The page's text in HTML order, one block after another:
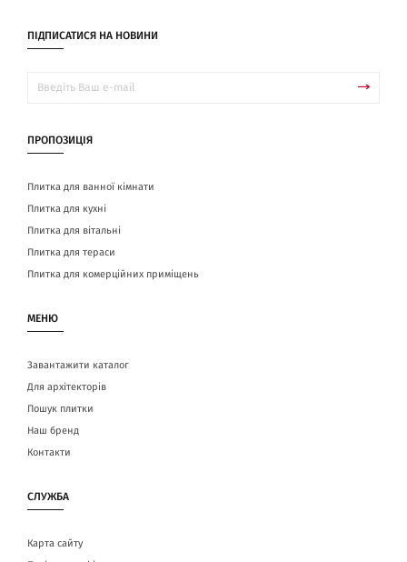
ПІДПИСАТИСЯ НА НОВИНИ
ПРОПОЗИЦІЯ
Плитка для ванної кімнати
Плитка для кухні
Плитка для вітальні
Плитка для тераси
Плитка для комерційних приміщень
МЕНЮ
Завантажити каталог
Для архітекторів
Пошук плитки
Наш бренд
Контакти
СЛУЖБА
Карта сайту